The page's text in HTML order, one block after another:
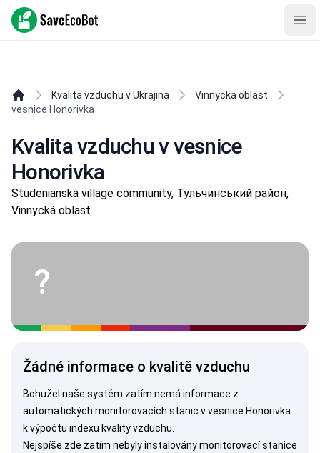
SaveEcoBot
Kvalita vzduchu v Ukrajina
Vinnycká oblast
vesnice Honorivka
Kvalita vzduchu v vesnice
Honorivka
Studenianska village community, Тульчинський район,
Vinnycká oblast
?
Žádné informace o kvalitě vzduchu
Bohužel naše systém zatím nemá informace z
automatických monitorovacích stanic v vesnice Honorivka
k výpočtu indexu kvality vzduchu.
Nejspíše zde zatím nebyly instalovány monitorovací stanice